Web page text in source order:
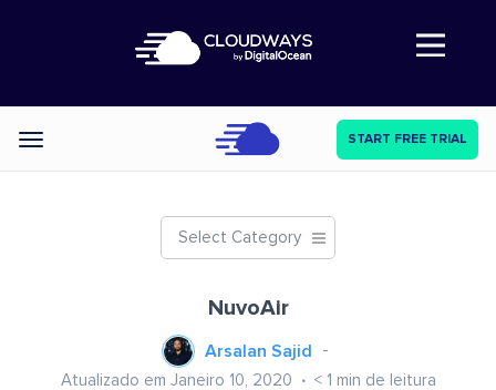
Abre a navegação
Categories START FREE TRIAL
Select Category
NuvoAir
Arsalan Sajid
Atualizado em Janeiro 10, 2020 < 1 min de leitura